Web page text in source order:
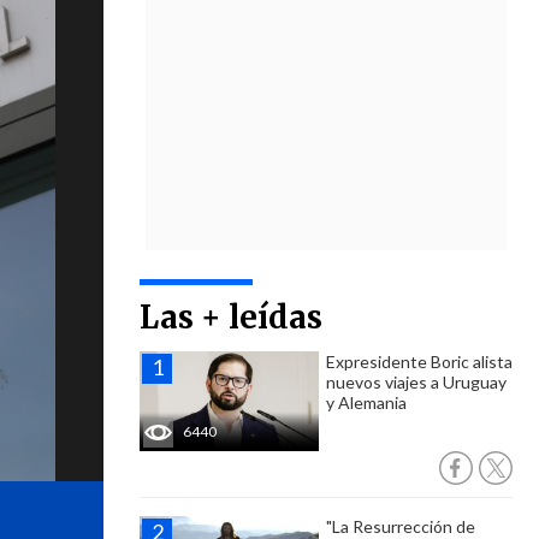
Las + leídas
6440
Expresidente Boric alista
nuevos viajes a Uruguay
y Alemania
"La Resurrección de